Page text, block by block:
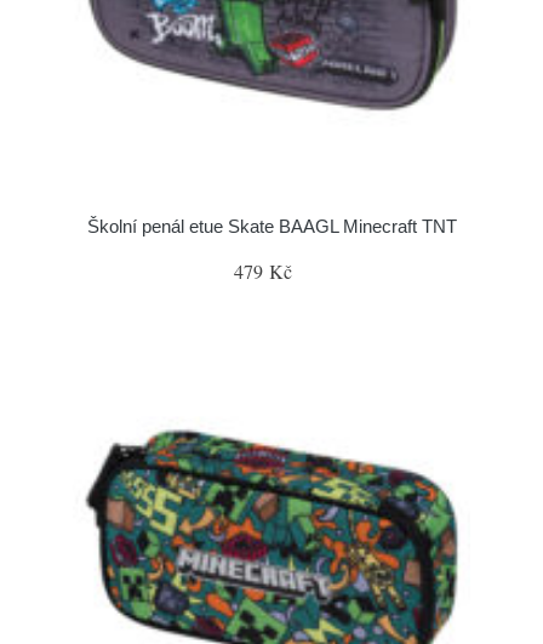
Školní penál etue Skate BAAGL Minecraft TNT
479 Kč